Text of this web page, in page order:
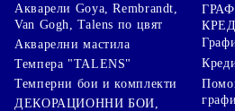
Акварели Goya, Rembrandt,
Van Gogh, Talens по цвят
Акварелни мастила
Темпера "TALENS"
Темперни бои и комплекти
ДЕКОРАЦИОННИ БОИ,